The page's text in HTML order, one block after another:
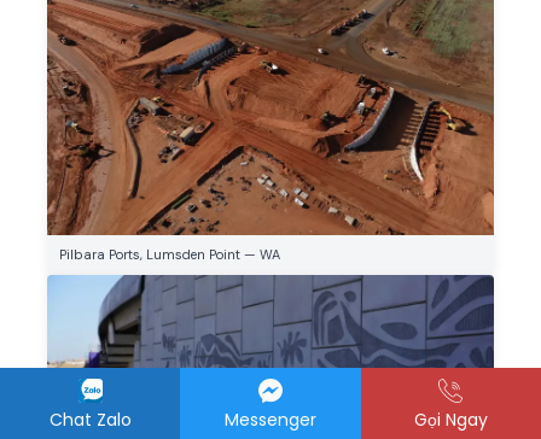
Pilbara Ports, Lumsden Point — WA
Chat Zalo Messenger Gọi Ngay